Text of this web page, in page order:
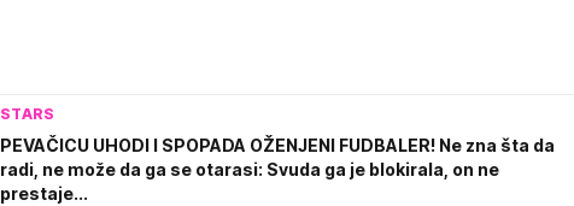
STARS
PEVAČICU UHODI I SPOPADA OŽENJENI FUDBALER! Ne zna šta da
radi, ne može da ga se otarasi: Svuda ga je blokirala, on ne
prestaje...